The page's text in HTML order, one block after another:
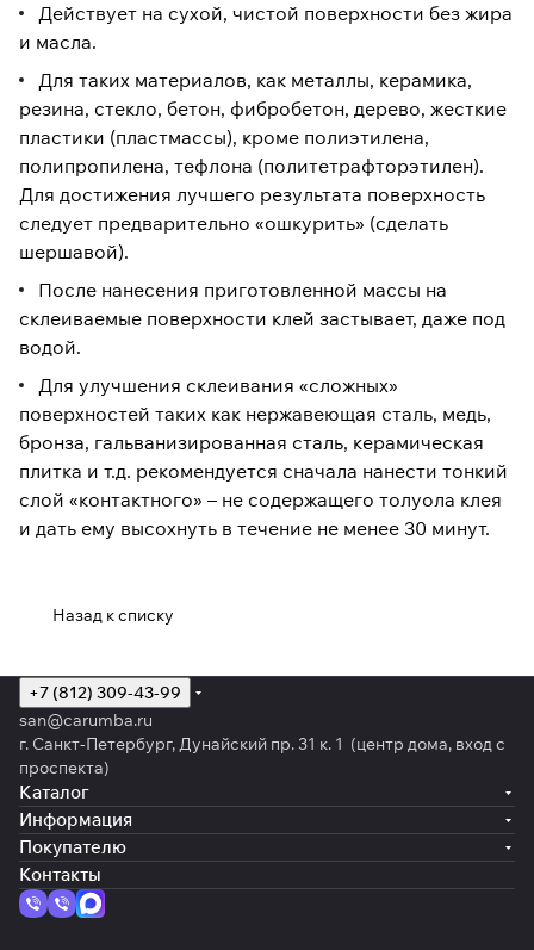
Действует на сухой, чистой поверхности без жира
и масла.
Для таких материалов, как металлы, керамика,
резина, стекло, бетон, фибробетон, дерево, жесткие
пластики (пластмассы), кроме полиэтилена,
полипропилена, тефлона (политетрафторэтилен).
Для достижения лучшего результата поверхность
следует предварительно «ошкурить» (сделать
шершавой).
После нанесения приготовленной массы на
склеиваемые поверхности клей застывает, даже под
водой.
Для улучшения склеивания «сложных»
поверхностей таких как нержавеющая сталь, медь,
бронза, гальванизированная сталь, керамическая
плитка и т.д. рекомендуется сначала нанести тонкий
слой «контактного» – не содержащего толуола клея
и дать ему высохнуть в течение не менее 30 минут.
Назад к списку
+7 (812) 309-43-99
san@carumba.ru
г. Санкт-Петербург, Дунайский пр. 31 к. 1 (центр дома, вход с
проспекта)
Каталог
Информация
Покупателю
Контакты